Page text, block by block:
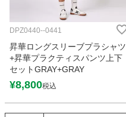
DPZ0440--0441
昇華ロングスリーブプラシャツ
+昇華プラクティスパンツ上下
セットGRAY+GRAY
¥8,800税込